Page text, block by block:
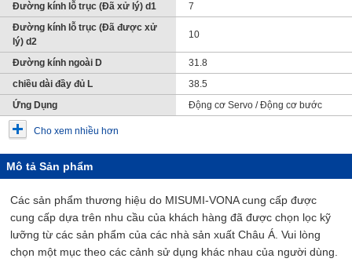
Đường kính lỗ trục (Đã xử lý) d1
7
Đường kính lỗ trục (Đã được xử
lý) d2
10
Đường kính ngoài D
31.8
chiều dài đầy đủ L
38.5
Ứng Dụng
Động cơ Servo / Động cơ bước
Cho xem nhiều hơn
Mô tả Sản phẩm
Các sản phẩm thương hiệu do MISUMI-VONA cung cấp được
cung cấp dựa trên nhu cầu của khách hàng đã được chọn lọc kỹ
lưỡng từ các sản phẩm của các nhà sản xuất Châu Á. Vui lòng
chọn một mục theo các cảnh sử dụng khác nhau của người dùng.